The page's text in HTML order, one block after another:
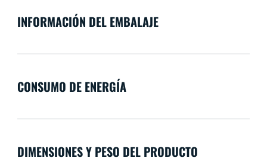
INFORMACIÓN DEL EMBALAJE
CONSUMO DE ENERGÍA
DIMENSIONES Y PESO DEL PRODUCTO